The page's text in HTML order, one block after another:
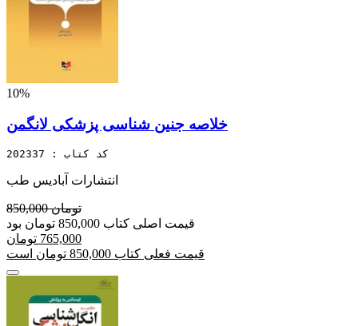
10%
خلاصه جنین شناسی پزشکی لانگمن
کد کتاب : 202337
انتشارات آبادیس طب
850,000 تومان
قیمت اصلی کتاب 850,000 تومان بود
765,000 تومان
قیمت فعلی کتاب 850,000 تومان است